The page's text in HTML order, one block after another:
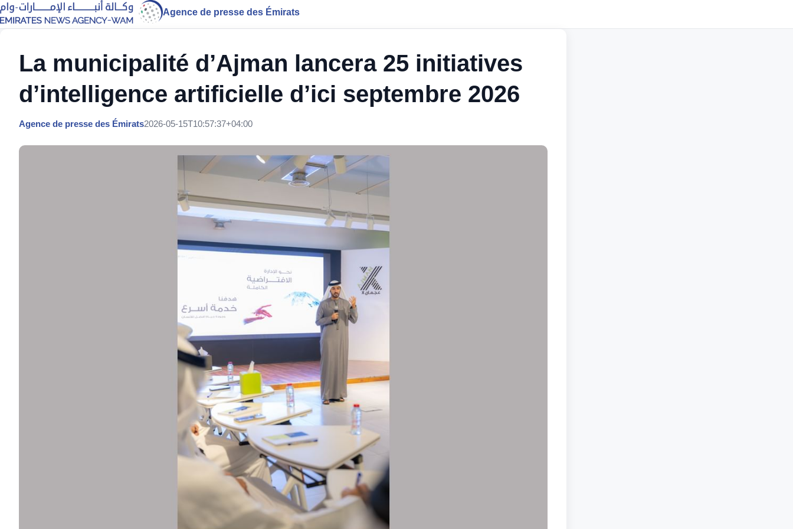
Agence de presse des Émirats
La municipalité d’Ajman lancera 25 initiatives
d’intelligence artificielle d’ici septembre 2026
Agence de presse des Émirats2026-05-15T10:57:37+04:00